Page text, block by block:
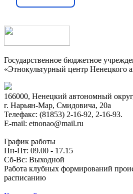
Государственное бюджетное
«Этнокультурный центр Ненецкого
166000, Ненецкий автономный
г. Нарьян-Мар, Смидовича, 20а
Телефакс: (81853) 2-16-92, 2-16-93.
E-mail: etnonao@mail.ru
График работы
Пн-Пт: 09.00 - 17.15
Сб-Вс: Выходной
Работа клубных формирований
расписанию